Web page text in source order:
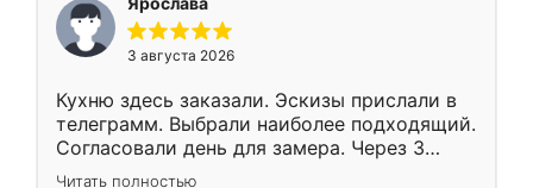
3 августа 2026
Кухню здесь заказали. Эскизы прислали в
телеграмм. Выбрали наиболее подходящий.
Согласовали день для замера. Через 3
недели кухня была уже готова. Остались
Читать полностью